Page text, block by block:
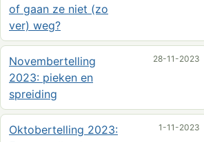
of gaan ze niet (zo
ver) weg?
Novembertelling
2023: pieken en
spreiding
28-11-2023
Oktobertelling 2023:
1-11-2023